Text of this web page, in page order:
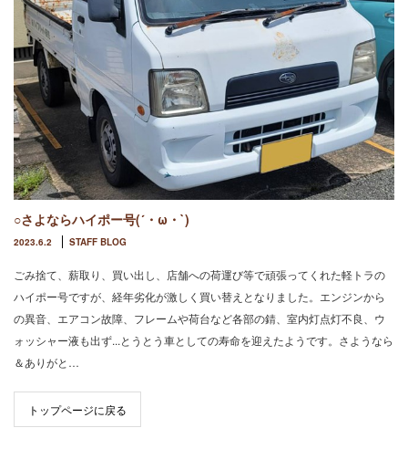
○さよならハイポー号(´・ω・`)
2023.6.2 STAFF BLOG
ごみ捨て、薪取り、買い出し、店舗への荷運び等で頑張ってくれた軽トラの
ハイポー号ですが、経年劣化が激しく買い替えとなりました。エンジンから
の異音、エアコン故障、フレームや荷台など各部の錆、室内灯点灯不良、ウ
ォッシャー液も出ず...とうとう車としての寿命を迎えたようです。さようなら
＆ありがと…
トップページに戻る